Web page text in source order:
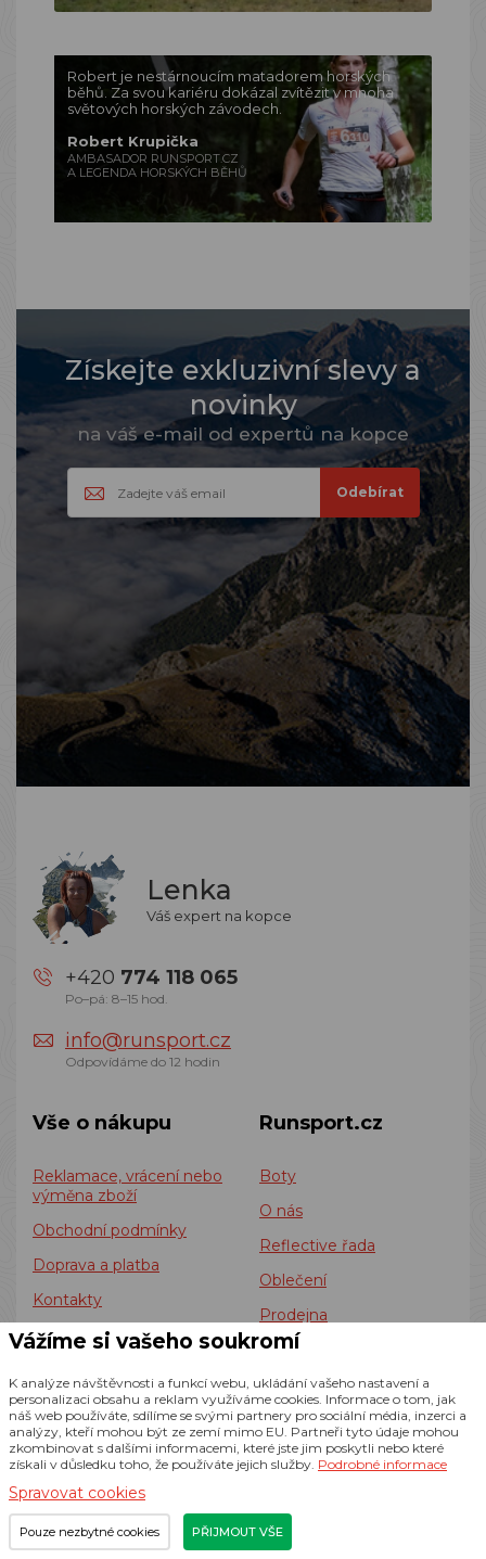
Robert je nestárnoucím matadorem horských
běhů. Za svou kariéru dokázal zvítězit v mnoha
světových horských závodech.
Robert Krupička
AMBASADOR RUNSPORT.CZ
A LEGENDA HORSKÝCH BĚHŮ
Získejte exkluzivní slevy a
novinky
na váš e-mail od expertů na kopce
Lenka
Váš expert na kopce
+420 774 118 065
Po–pá: 8–15 hod.
info@runsport.cz
Odpovídáme do 12 hodin
Vše o nákupu
Reklamace, vrácení nebo
výměna zboží
Obchodní podmínky
Doprava a platba
Kontakty
Zásady zpracování
souborů cookies
Informace o zpracování
osobních údajů
Runsport.cz
Boty
O nás
Reflective řada
Oblečení
Prodejna
Batohy
Shoe selector
Blog
Doplňky
Vážíme si vašeho soukromí
K analýze návštěvnosti a funkcí webu, ukládání vašeho nastavení a
personalizaci obsahu a reklam využíváme cookies. Informace o tom, jak
náš web používáte, sdílíme se svými partnery pro sociální média, inzerci a
analýzy, kteří mohou být ze zemí mimo EU. Partneři tyto údaje mohou
zkombinovat s dalšími informacemi, které jste jim poskytli nebo které
získali v důsledku toho, že používáte jejich služby. Podrobné informace
Spravovat cookies
Pouze nezbytné cookies PŘIJMOUT VŠE